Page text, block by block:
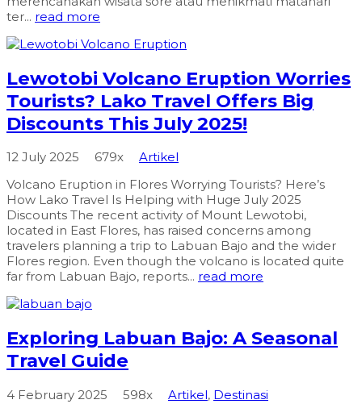
ter... read more
Lewotobi Volcano Eruption Worries
Tourists? Lako Travel Offers Big
Discounts This July 2025!
12 July 2025 679x
Artikel
Volcano Eruption in Flores Worrying Tourists? Here’s
How Lako Travel Is Helping with Huge July 2025
Discounts The recent activity of Mount Lewotobi,
located in East Flores, has raised concerns among
travelers planning a trip to Labuan Bajo and the wider
Flores region. Even though the volcano is located quite
far from Labuan Bajo, reports... read more
Exploring Labuan Bajo: A Seasonal
Travel Guide
4 February 2025 598x Artikel, Destinasi